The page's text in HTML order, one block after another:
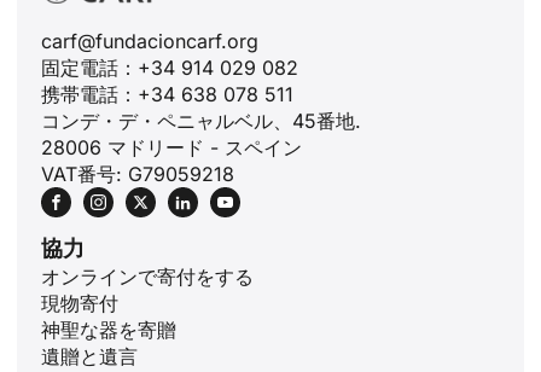
carf@fundacioncarf.org
固定電話：+34 914 029 082
携帯電話：+34 638 078 511
コンデ・デ・ペニャルベル、45番地.
28006 マドリード - スペイン
VAT番号: G79059218
協力
オンラインで寄付をする
現物寄付
神聖な器を寄贈
遺贈と遺言